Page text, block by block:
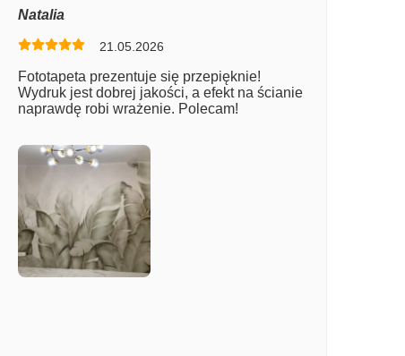
Natalia
21.05.2026
Fototapeta prezentuje się przepięknie!
Wydruk jest dobrej jakości, a efekt na ścianie
naprawdę robi wrażenie. Polecam!